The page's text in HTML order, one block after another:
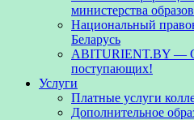
министерства
Национальный
Беларусь
ABITURIENT.BY —
поступающих!
Услуги
Платные услуги
Дополнительное